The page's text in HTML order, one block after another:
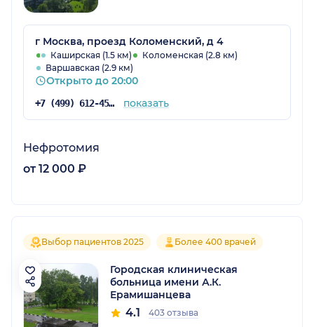
г Москва, проезд Коломенский, д 4
Каширская (1.5 км)
Коломенская (2.8 км)
Варшавская (2.9 км)
Открыто до 20:00
+7 (499) 612-45-66 показать
Нефротомия
от 12 000 ₽
Выбор пациентов 2025 Более 400 врачей
Городская клиническая
больница имени А.К.
Ерамишанцева
4.1 403 отзыва